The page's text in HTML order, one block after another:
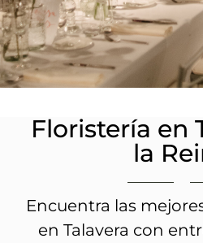
Floristería en
la
Encuentra las
en Talavera con